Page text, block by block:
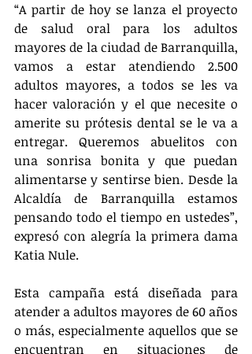
“A partir de hoy se lanza el proyecto
de salud oral para los adultos
mayores de la ciudad de Barranquilla,
vamos a estar atendiendo 2.500
adultos mayores, a todos se les va
hacer valoración y el que necesite o
amerite su prótesis dental se le va a
entregar. Queremos abuelitos con
una sonrisa bonita y que puedan
alimentarse y sentirse bien. Desde la
Alcaldía de Barranquilla estamos
pensando todo el tiempo en ustedes”,
expresó con alegría la primera dama
Katia Nule.
Esta campaña está diseñada para
atender a adultos mayores de 60 años
o más, especialmente aquellos que se
encuentran en situaciones de